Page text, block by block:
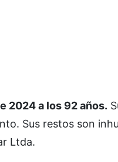
2024 a los 92 años.
Sus restos son
Ltda.